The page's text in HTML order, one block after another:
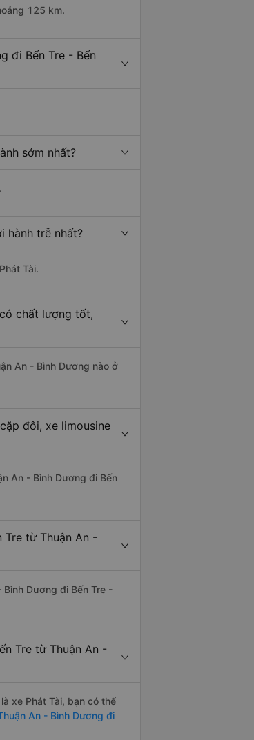
125 km.
đi Bến Tre - Bến
sớm nhất?
hành trễ nhất?
Tài.
chất lượng tốt,
An - Bình Dương nào ở
đôi, xe limousine
An - Bình Dương đi Bến
Tre từ Thuận An -
Dương đi Bến Tre -
Tre từ Thuận An -
xe Phát Tài, bạn có thể
An - Bình Dương đi